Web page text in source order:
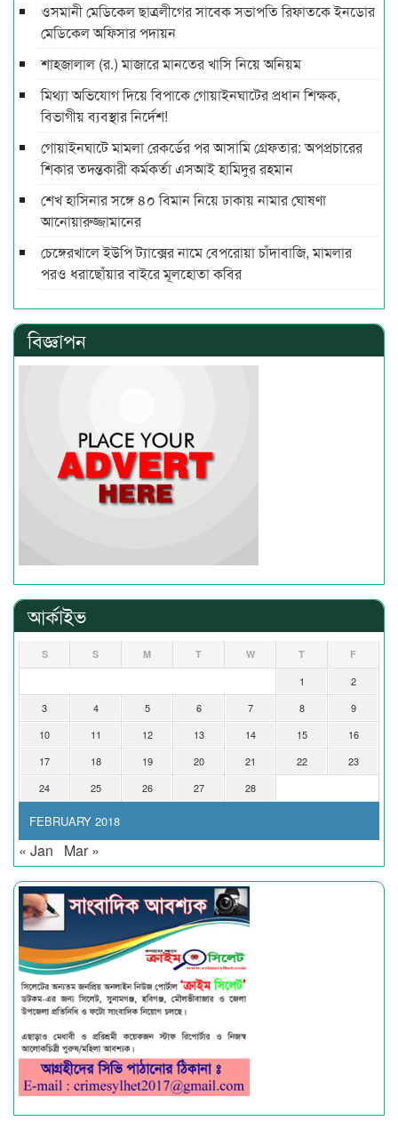
ওসমানী মেডিকেল ছাত্রলীগের সাবেক সভাপতি রিফাতকে ইনডোর
মেডিকেল অফিসার পদায়ন
শাহজালাল (র.) মাজারে মানতের খাসি নিয়ে অনিয়ম
মিথ্যা অভিযোগ দিয়ে বিপাকে গোয়াইনঘাটের প্রধান শিক্ষক,
বিভাগীয় ব্যবস্থার নির্দেশ!
গোয়াইনঘাটে মামলা রেকর্ডের পর আসামি গ্রেফতার: অপপ্রচারের
শিকার তদন্তকারী কর্মকর্তা এসআই হামিদুর রহমান
শেখ হাসিনার সঙ্গে ৪০ বিমান নিয়ে ঢাকায় নামার ঘোষণা
আনোয়ারুজ্জামানের
চেঙ্গেরখালে ইউপি ট্যাক্সের নামে বেপরোয়া চাঁদাবাজি, মামলার
পরও ধরাছোঁয়ার বাইরে মূলহোতা কবির
বিজ্ঞাপন
আর্কাইভ
FEBRUARY 2018
S S M T W T F
1
2
3
4 5 6 7 8
9
10
11 12 13 14 15
16
17
18 19 20 21 22
23
24
25 26 27 28
« Jan Mar »